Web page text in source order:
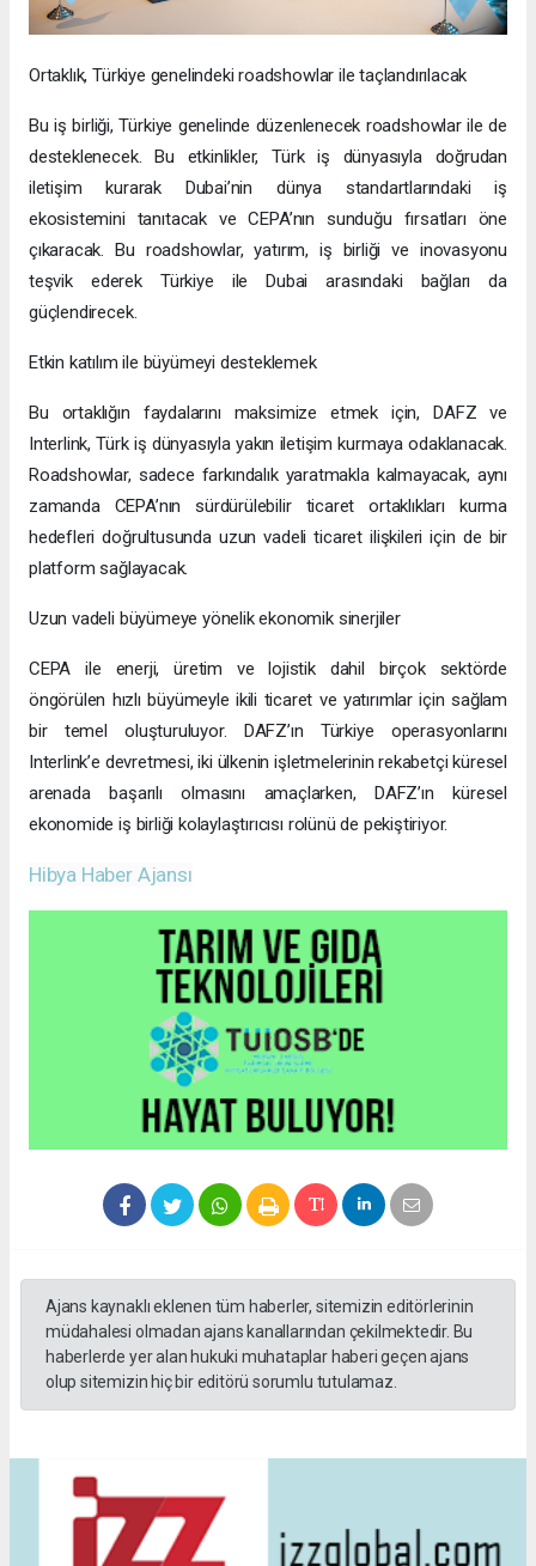
Ortaklık, Türkiye genelindeki roadshowlar ile taçlandırılacak
Bu iş birliği, Türkiye genelinde düzenlenecek roadshowlar ile de
desteklenecek. Bu etkinlikler, Türk iş dünyasıyla doğrudan
iletişim kurarak Dubai’nin dünya standartlarındaki iş
ekosistemini tanıtacak ve CEPA’nın sunduğu fırsatları öne
çıkaracak. Bu roadshowlar, yatırım, iş birliği ve inovasyonu
teşvik ederek Türkiye ile Dubai arasındaki bağları da
güçlendirecek.
Etkin katılım ile büyümeyi desteklemek
Bu ortaklığın faydalarını maksimize etmek için, DAFZ ve
Interlink, Türk iş dünyasıyla yakın iletişim kurmaya odaklanacak.
Roadshowlar, sadece farkındalık yaratmakla kalmayacak, aynı
zamanda CEPA’nın sürdürülebilir ticaret ortaklıkları kurma
hedefleri doğrultusunda uzun vadeli ticaret ilişkileri için de bir
platform sağlayacak.
Uzun vadeli büyümeye yönelik ekonomik sinerjiler
CEPA ile enerji, üretim ve lojistik dahil birçok sektörde
öngörülen hızlı büyümeyle ikili ticaret ve yatırımlar için sağlam
bir temel oluşturuluyor. DAFZ’ın Türkiye operasyonlarını
Interlink’e devretmesi, iki ülkenin işletmelerinin rekabetçi küresel
arenada başarılı olmasını amaçlarken, DAFZ’ın küresel
ekonomide iş birliği kolaylaştırıcısı rolünü de pekiştiriyor.
Hibya Haber Ajansı
Ajans kaynaklı eklenen tüm haberler, sitemizin editörlerinin
müdahalesi olmadan ajans kanallarından çekilmektedir. Bu
haberlerde yer alan hukuki muhataplar haberi geçen ajans
olup sitemizin hiç bir editörü sorumlu tutulamaz.